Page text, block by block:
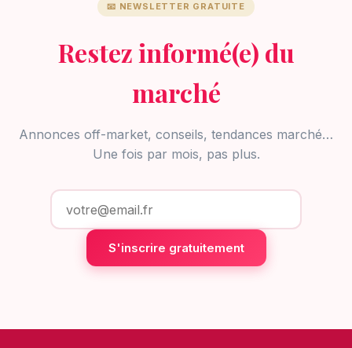
📧 NEWSLETTER GRATUITE
Restez informé(e) du
marché
Annonces off-market, conseils, tendances marché…
Une fois par mois, pas plus.
S'inscrire gratuitement